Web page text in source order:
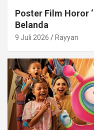
Poster Film Horor
Belanda
9 Juli 2026 Rayyan